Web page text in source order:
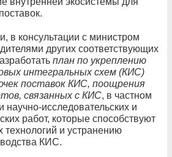
в консультации с министром
других соответствующих
план по укреплению
интегральных схем (КИС)
поставок КИС, поощрения
связанных с КИС, в частном
научно-исследовательских и
работ, которые способствуют
технологий и устранению
КИС.